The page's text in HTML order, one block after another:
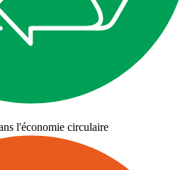
l'économie circulaire